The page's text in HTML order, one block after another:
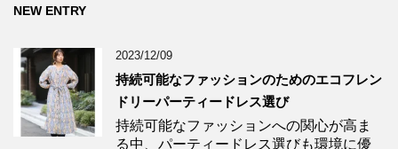
NEW ENTRY
2023/12/09
持続可能なファッションのためのエコフレン
ドリーパーティードレス選び
持続可能なファッションへの関心が高ま
る中、パーティードレス選びも環境に優